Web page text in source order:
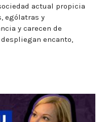
actual propicia
ególatras y
y carecen de
encanto,